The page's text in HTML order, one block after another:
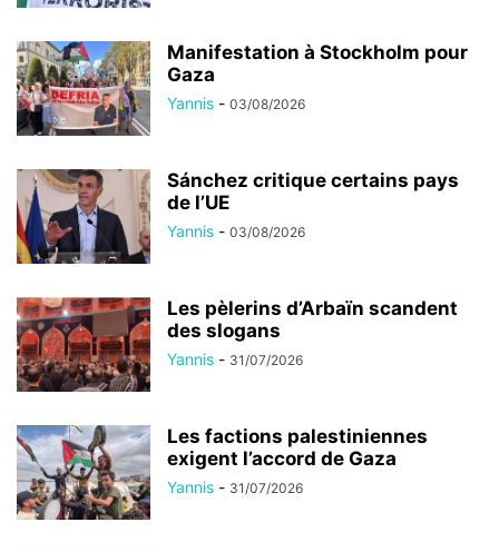
Manifestation à Stockholm pour
Gaza
Yannis - 03/08/2026
Sánchez critique certains pays
de l’UE
Yannis - 03/08/2026
Les pèlerins d’Arbaïn scandent
des slogans
Yannis - 31/07/2026
Les factions palestiniennes
exigent l’accord de Gaza
Yannis - 31/07/2026